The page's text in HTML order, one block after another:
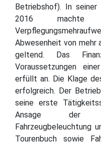
Betriebshof). In seiner
2016
Abwesenheit von mehr
geltend. Das
Voraussetzungen
erfüllt an. Die Klage
erfolgreich. Der
seine erste
Ansage der
Fahrzeugbeleuchtung
Tourenbuch sowie